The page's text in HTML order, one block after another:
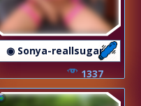
◉ Sonya-reallsugar
1337